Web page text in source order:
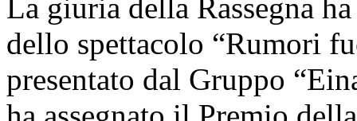
La giuria della Rassegna
dello spettacolo “Rumori
presentato dal Gruppo